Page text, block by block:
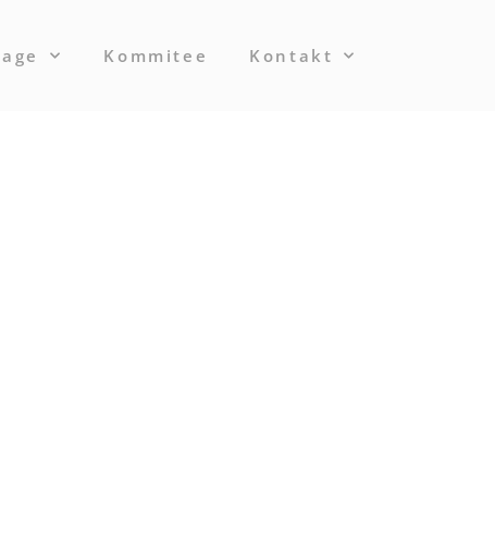
Kommitee Kontakt